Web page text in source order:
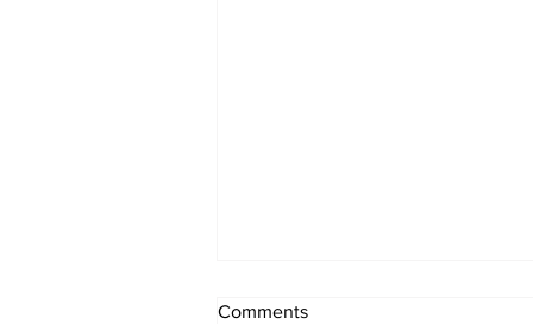
Comments